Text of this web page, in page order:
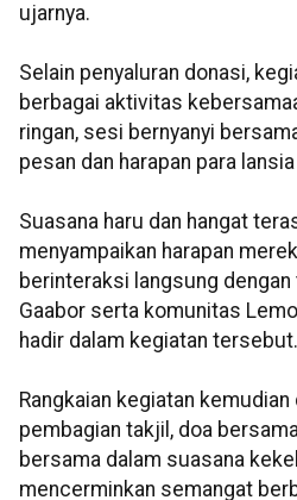
ujarnya.
Selain penyaluran donasi,
berbagai aktivitas
ringan, sesi bernyanyi
pesan dan harapan para
Suasana haru dan hangat
menyampaikan harapan
berinteraksi langsung
Gaabor serta komunitas
hadir dalam kegiatan tersebut.
Rangkaian kegiatan
pembagian takjil, doa
bersama dalam suasana
mencerminkan semangat